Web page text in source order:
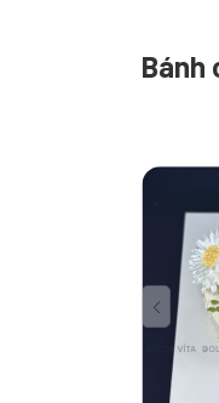
Bánh